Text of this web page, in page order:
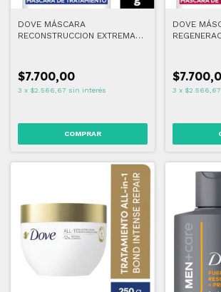
DOVE MÁSCARA
RECONSTRUCCION EXTREMA
$7.700,00
3 x $2.566,67 sin interés
DOVE
3 x $2.566,67